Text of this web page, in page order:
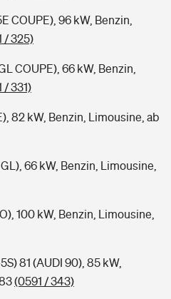
COUPE), 96 kW, Benzin,
/ 325)
COUPE), 66 kW, Benzin,
/ 331)
82 kW, Benzin, Limousine, ab
66 kW, Benzin, Limousine,
100 kW, Benzin, Limousine,
81 (AUDI 90), 85 kW,
(0591 / 343)